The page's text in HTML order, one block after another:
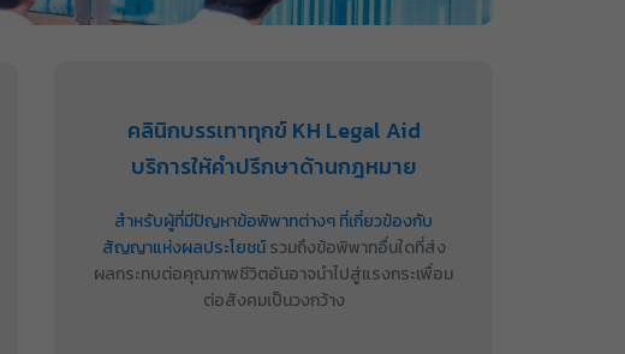
คลินิกบรรเทาทุกข์ KH Legal Aid
บริการให้คำปรึกษาด้านกฎหมาย
สำหรับผู้ที่มีปัญหาข้อพิพาทต่างๆ ที่เกี่ยวข้องกับ
สัญญาแห่งผลประโยชน์รวมถึงข้อพิพาทอื่นใดที่ส่ง
ผลกระทบต่อคุณภาพชีวิตอันอาจนำไปสู่แรงกระเพื่อม
ต่อสังคมเป็นวงกว้าง